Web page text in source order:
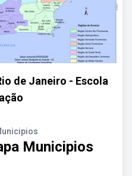
de Janeiro - Escola
Municipios